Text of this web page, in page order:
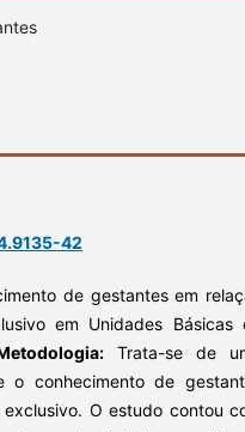
42
de gestantes em
em Unidades Básicas
Trata-se de
o conhecimento de
O estudo contou